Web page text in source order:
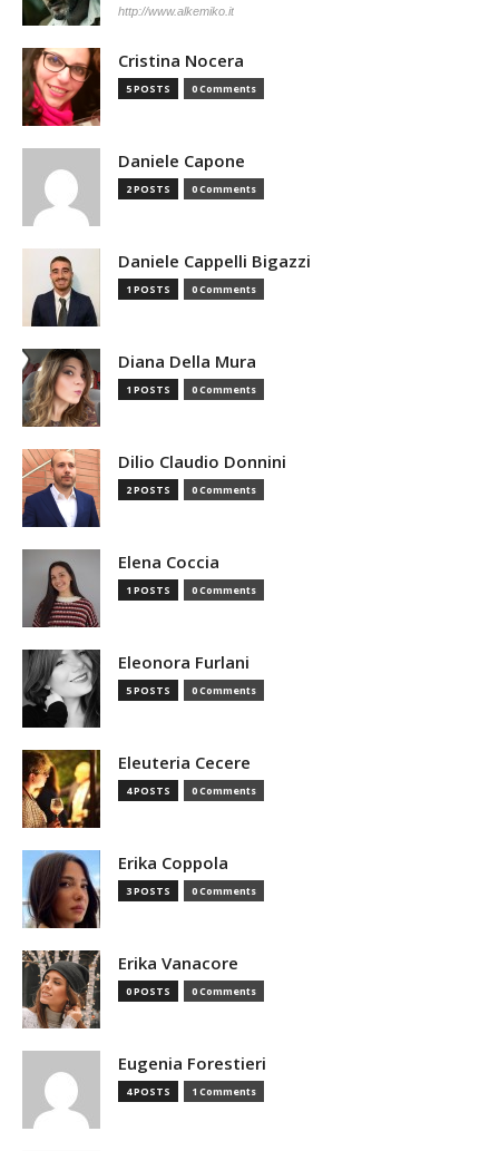
http://www.alkemiko.it
Cristina Nocera
5 POSTS 0 Comments
Daniele Capone
2 POSTS 0 Comments
Daniele Cappelli Bigazzi
1 POSTS 0 Comments
Diana Della Mura
1 POSTS 0 Comments
Dilio Claudio Donnini
2 POSTS 0 Comments
Elena Coccia
1 POSTS 0 Comments
Eleonora Furlani
5 POSTS 0 Comments
Eleuteria Cecere
4 POSTS 0 Comments
Erika Coppola
3 POSTS 0 Comments
Erika Vanacore
0 POSTS 0 Comments
Eugenia Forestieri
4 POSTS 1 Comments